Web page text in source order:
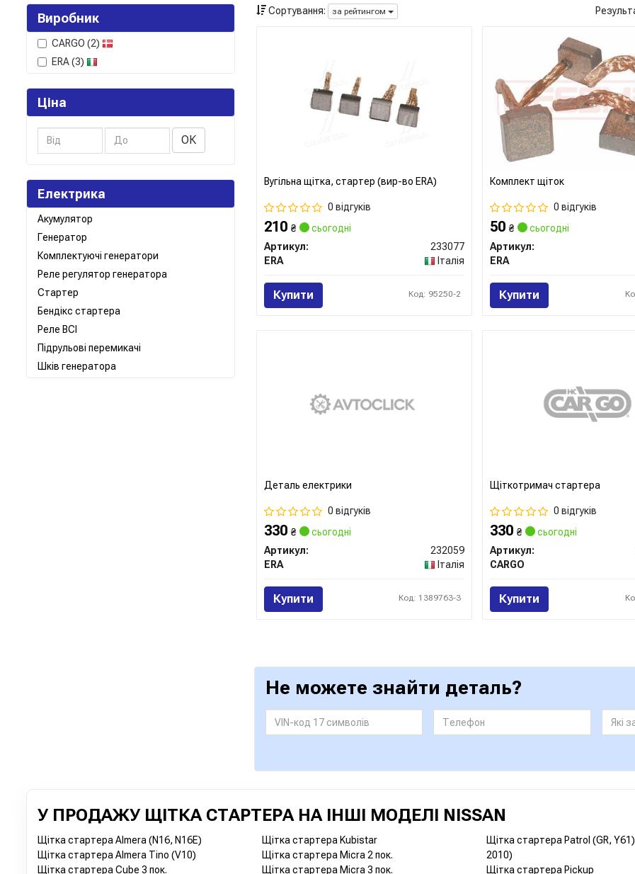
Виробник
CARGO (2)
ERA(3)
Ціна
ОК
Електрика
Акумулятор
Генератор
Комплектуючі генератори
Реле регулятор генератора
Стартер
Бендікс стартера
Реле ВСІ
Підрульові перемикачі
Шків генератора
Сортування: за рейтингом
Вугільна щітка, стартер (вир-во ERA)
0 відгуків
210 ₴
сьогодні
Артикул:
233077
ERA
Італія
Купити Код: 95250-2
Комплект щіток
0 відгуків
50₴
сьогодні
Артикул:
ERA
Купити
Деталь електрики
0 відгуків
330 ₴
сьогодні
Артикул:
232059
ERA
Італія
Купити Код: 1389763-3
Щіткотримач стартера
0 відгуків
330₴
сьогодні
Артикул:
CARGO
Купити
Не можете знайти деталь?
У ПРОДАЖУ ЩІТКА СТАРТЕРА НА ІНШІ МОДЕЛІ NISSAN
Щітка стартера Almera (N16, N16E)
Щітка стартера Almera Tino (V10)
Щітка стартера Cube 3 пок.
Щітка стартера Kubistar
Щітка стартера Micra 2 пок.
Щітка стартера Micra 3 пок.
Щітка стартера Patrol (GR,
2010)
Щітка стартера Pickup